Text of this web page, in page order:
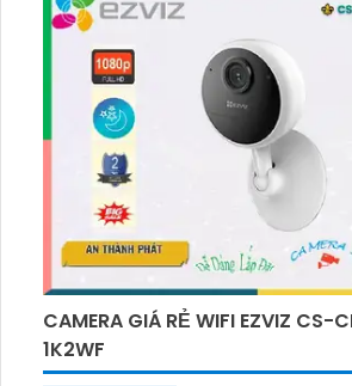
điều kiện ánh sáng yếu. Camera có
360 độ, thu âm và phát loa rõ ràng,
lắp đặt trong gia đình hoặc căn hộ.
CAMERA GIÁ RẺ WIFI EZVIZ CS-
1K2WF